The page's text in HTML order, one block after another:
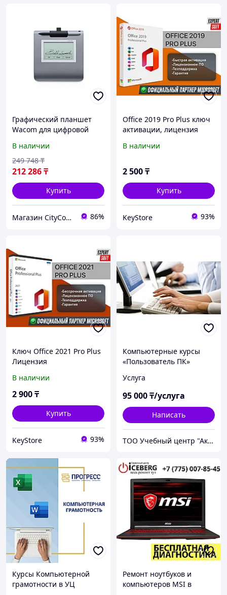
Графический планшет
Wacom для цифровой
В наличии
212 286₸
249 748 ₸
Купить
Магазин CityCom.kz +7-727-250-1209 86%
Office 2019 Pro Plus ключ
активации, лицензия
В наличии
2 500₸
Купить
KeyStore 93%
Ключ Office 2021 Pro Plus
Лицензия
В наличии
2 900₸
Купить
KeyStore 93%
Компьютерные курсы
«Пользователь ПК»
Услуга
95 000₸/услуга
Написать
ТОО Учебный центр "Академия Бизнеса"
Курсы Компьютерной
грамотности в УЦ
Ремонт ноутбуков и
компьютеров MSI в